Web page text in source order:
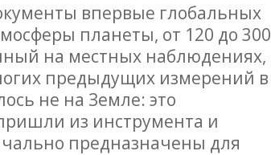
впервые глобальных
планеты, от 120 до 300
на местных наблюдениях,
предыдущих измерений в
не на Земле: это
из инструмента и
предназначены для